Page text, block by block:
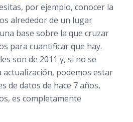
por ejemplo, conocer la
alrededor de un lugar
base sobre la que cruzar
para cuantificar que hay.
son de 2011 y, si no se
podemos estar
de datos de hace 7 años,
es completamente